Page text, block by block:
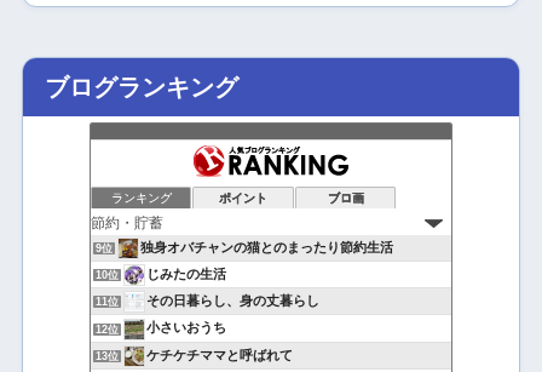
ブログランキング
ランキング ポイント ブロ画
9位 独身オバチャンの猫とのまったり節約生活
10位 じみたの生活
11位 その日暮らし、身の丈暮らし
12位 小さいおうち
13位 ケチケチママと呼ばれて